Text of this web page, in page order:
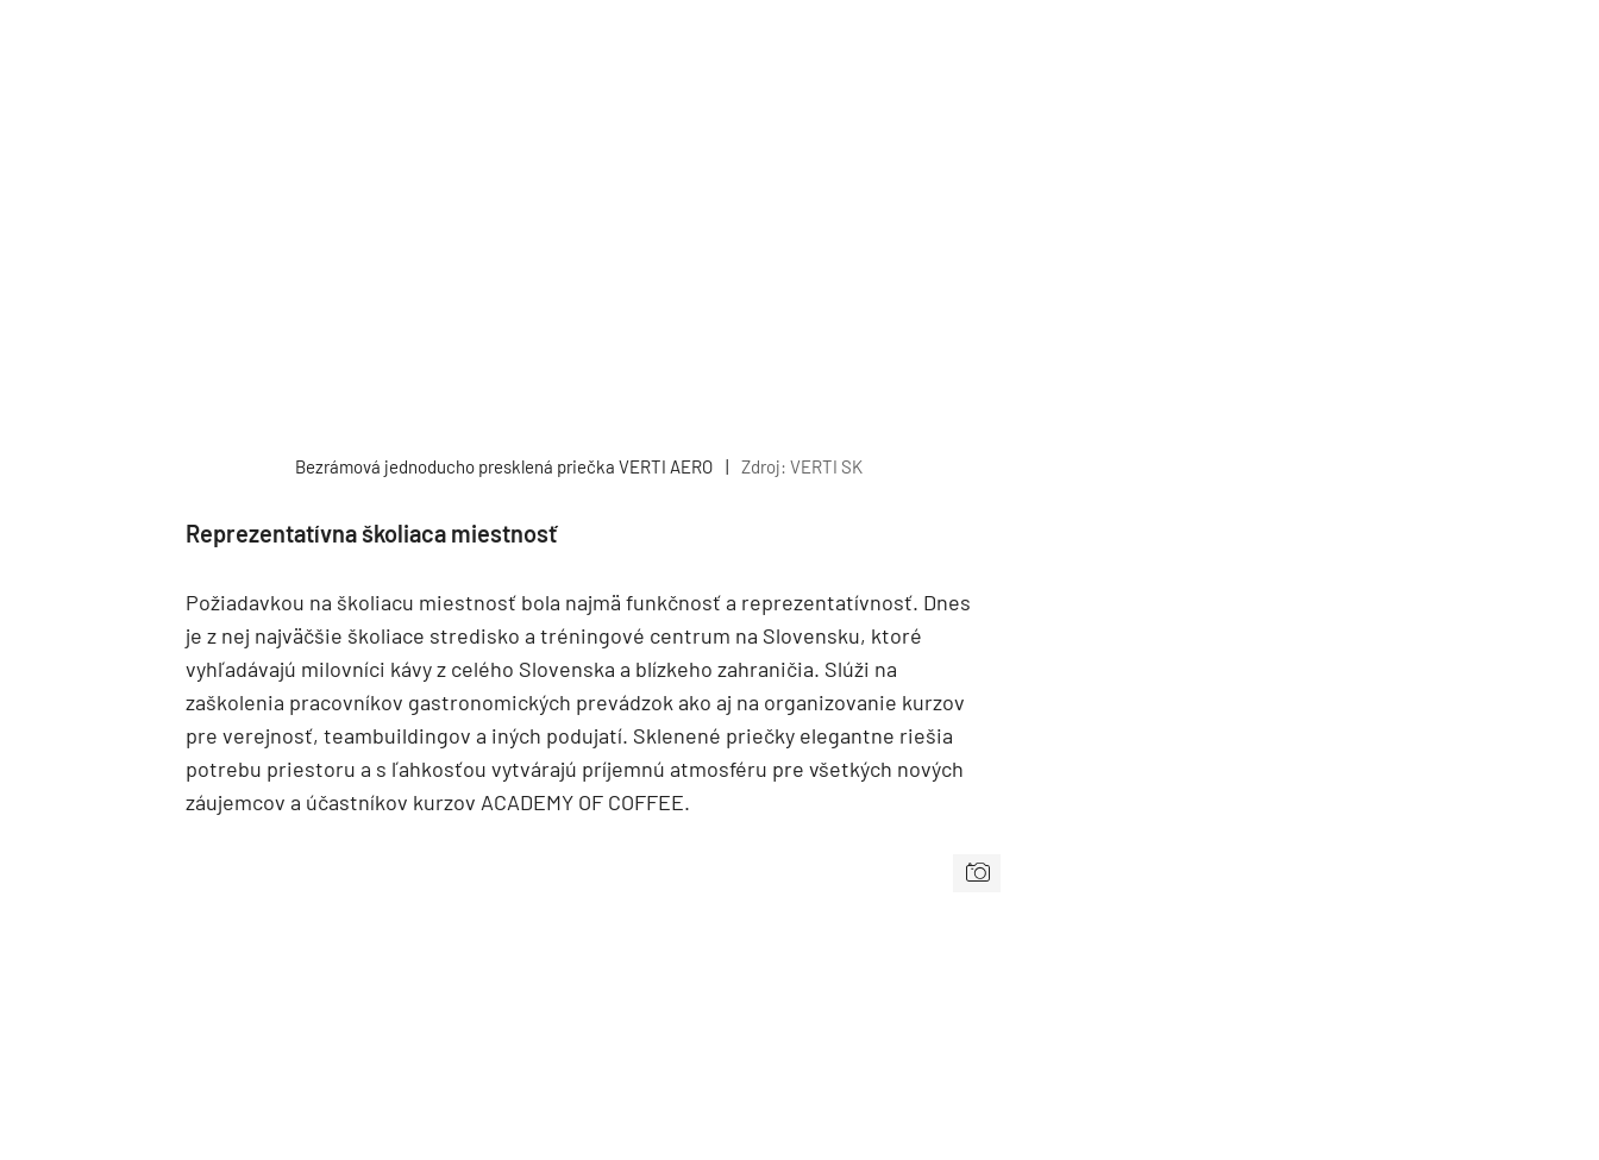
Bezrámová jednoducho presklená priečka VERTI AERO | Zdroj: VERTI SK
Reprezentatívna školiaca miestnosť
Požiadavkou na školiacu miestnosť bola najmä funkčnosť a reprezentatívnosť. Dnes
je z nej najväčšie školiace stredisko a tréningové centrum na Slovensku, ktoré
vyhľadávajú milovníci kávy z celého Slovenska a blízkeho zahraničia. Slúži na
zaškolenia pracovníkov gastronomických prevádzok ako aj na organizovanie kurzov
pre verejnosť, teambuildingov a iných podujatí. Sklenené priečky elegantne riešia
potrebu priestoru a s ľahkosťou vytvárajú príjemnú atmosféru pre všetkých nových
záujemcov a účastníkov kurzov ACADEMY OF COFFEE.